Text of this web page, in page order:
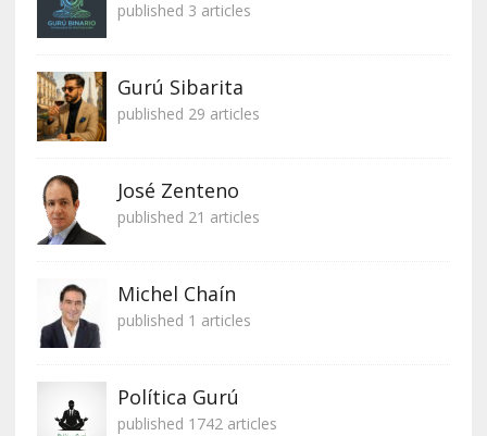
published 3 articles
Gurú Sibarita
published 29 articles
José Zenteno
published 21 articles
Michel Chaín
published 1 articles
Política Gurú
published 1742 articles